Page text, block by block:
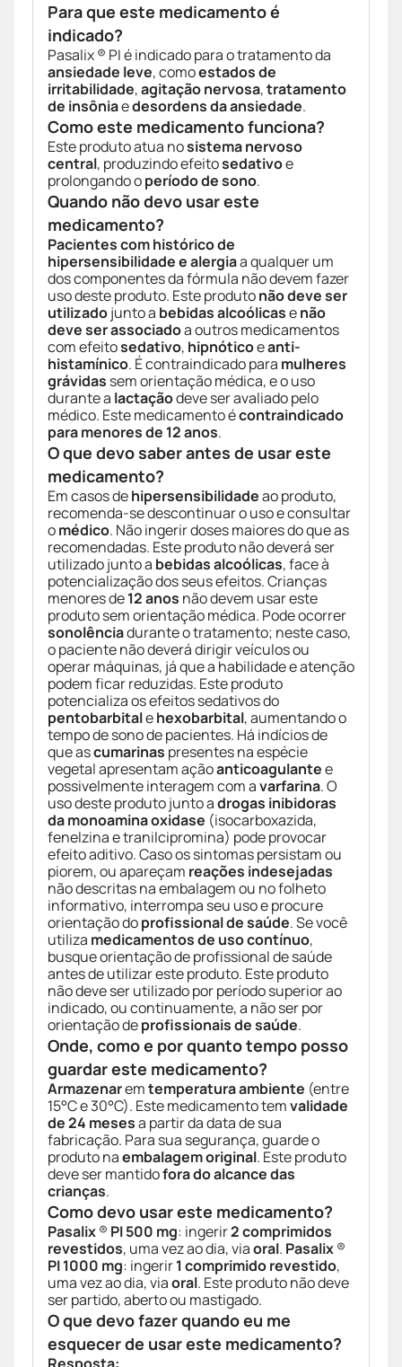
Para que este medicamento é
indicado?
Pasalix ® PI é indicado para o tratamento da
ansiedade leve, comoestados de
irritabilidade,agitação nervosa,tratamento
de insôniaedesordens da ansiedade.
Como este medicamento funciona?
Este produto atua nosistema nervoso
central, produzindo efeitosedativoe
prolongando operíodo de sono.
Quando não devo usar este
medicamento?
Pacientes com histórico de
hipersensibilidade e alergiaa qualquer um
dos componentes da fórmula não devem fazer
uso deste produto. Este produtonão deve ser
utilizadojunto a bebidas alcoólicasenão
deve ser associadoa outros medicamentos
com efeitosedativo, hipnóticoeanti-
histamínico. É contraindicado para mulheres
grávidas sem orientação médica, e o uso
durante a lactaçãodeve ser avaliado pelo
médico. Este medicamento écontraindicado
para menores de 12 anos.
O que devo saber antes de usar este
medicamento?
Em casos dehipersensibilidadeao produto,
recomenda-se descontinuar o uso e consultar
omédico. Não ingerir doses maiores do que as
recomendadas. Este produto não deverá ser
utilizado junto a bebidas alcoólicas, face à
potencialização dos seus efeitos. Crianças
menores de12 anos não devem usar este
produto sem orientação médica. Pode ocorrer
sonolênciadurante o tratamento; neste caso,
o paciente não deverá dirigir veículos ou
operar máquinas, já que a habilidade e atenção
podem ficar reduzidas. Este produto
potencializa os efeitos sedativos do
pentobarbitalehexobarbital, aumentando o
tempo de sono de pacientes. Há indícios de
que ascumarinas presentes na espécie
vegetal apresentam açãoanticoagulantee
possivelmente interagem com avarfarina. O
uso deste produto junto adrogas inibidoras
da monoamina oxidase (isocarboxazida,
fenelzina e tranilcipromina) pode provocar
efeito aditivo. Caso os sintomas persistam ou
piorem, ou apareçam reações indesejadas
não descritas na embalagem ou no folheto
informativo, interrompa seu uso e procure
orientação doprofissional de saúde. Se você
utiliza medicamentos de uso contínuo,
busque orientação de profissional de saúde
antes de utilizar este produto. Este produto
não deve ser utilizado por período superior ao
indicado, ou continuamente, a não ser por
orientação deprofissionais de saúde.
Onde, como e por quanto tempo posso
guardar este medicamento?
Armazenaremtemperatura ambiente (entre
15°C e 30°C). Este medicamento temvalidade
de 24 mesesa partir da data de sua
fabricação. Para sua segurança, guarde o
produto naembalagem original. Este produto
deve ser mantidofora do alcance das
crianças.
Como devo usar este medicamento?
Pasalix® PI 500 mg: ingerir2 comprimidos
revestidos, uma vez ao dia, viaoral. Pasalix®
PI 1000 mg: ingerir1 comprimido revestido,
uma vez ao dia, viaoral. Este produto não deve
ser partido, aberto ou mastigado.
O que devo fazer quando eu me
esquecer de usar este medicamento?